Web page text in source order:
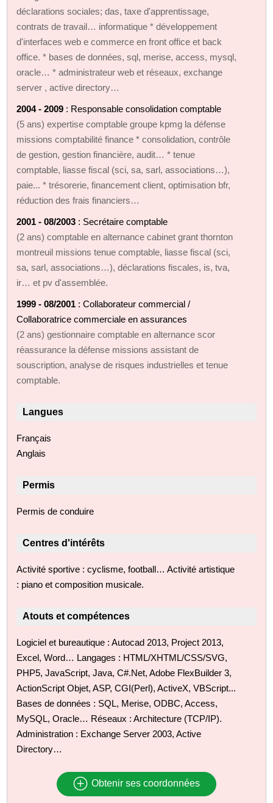
déclarations sociales; das, taxe d'apprentissage,
contrats de travail… informatique * développement
d'interfaces web e commerce en front office et back
office. * bases de données, sql, merise, access, mysql,
oracle… * administrateur web et réseaux, exchange
server , active directory…
2004 - 2009 : Responsable consolidation comptable
(5 ans) expertise comptable groupe kpmg la défense
missions comptabilité finance * consolidation, contrôle
de gestion, gestion financière, audit… * tenue
comptable, liasse fiscal (sci, sa, sarl, associations…),
paie... * trésorerie, financement client, optimisation bfr,
réduction des frais financiers…
2001 - 08/2003 : Secrétaire comptable
(2 ans) comptable en alternance cabinet grant thornton
montreuil missions tenue comptable, liasse fiscal (sci,
sa, sarl, associations…), déclarations fiscales, is, tva,
ir… et pv d'assemblée.
1999 - 08/2001 : Collaborateur commercial /
Collaboratrice commerciale en assurances
(2 ans) gestionnaire comptable en alternance scor
réassurance la défense missions assistant de
souscription, analyse de risques industrielles et tenue
comptable.
Langues
Français
Anglais
Permis
Permis de conduire
Centres d'intérêts
Activité sportive : cyclisme, football… Activité artistique
: piano et composition musicale.
Atouts et compétences
Logiciel et bureautique : Autocad 2013, Project 2013,
Excel, Word… Langages : HTML/XHTML/CSS/SVG,
PHP5, JavaScript, Java, C#.Net, Adobe FlexBuilder 3,
ActionScript Objet, ASP, CGI(Perl), ActiveX, VBScript...
Bases de données : SQL, Merise, ODBC, Access,
MySQL, Oracle… Réseaux : Architecture (TCP/IP).
Administration : Exchange Server 2003, Active
Directory…
Obtenir ses coordonnées